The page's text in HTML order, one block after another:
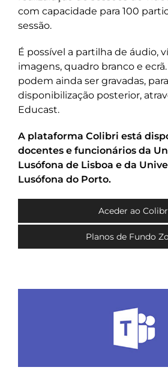
com capacidade para 100
sessão.
É possível a partilha de áudio,
imagens, quadro branco e ecrã.
podem ainda ser gravadas,
disponibilização posterior,
Educast.
A plataforma Colibri está
docentes e funcionários da
Lusófona de Lisboa e da
Lusófona do Porto.
Aceder ao
Planos de Fundo